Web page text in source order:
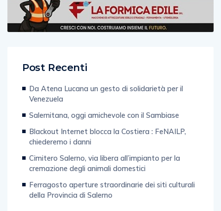
Post Recenti
Da Atena Lucana un gesto di solidarietà per il
Venezuela
Salernitana, oggi amichevole con il Sambiase
Blackout Internet blocca la Costiera : FeNAILP,
chiederemo i danni
Cimitero Salerno, via libera all’impianto per la
cremazione degli animali domestici
Ferragosto aperture straordinarie dei siti culturali
della Provincia di Salerno